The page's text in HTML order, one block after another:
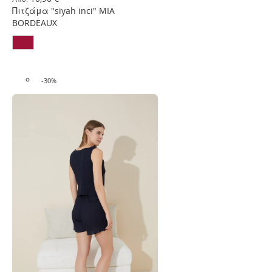
Επιθυμιών
Πιτζάμα "siyah inci" MIA
BORDEAUX
-30%